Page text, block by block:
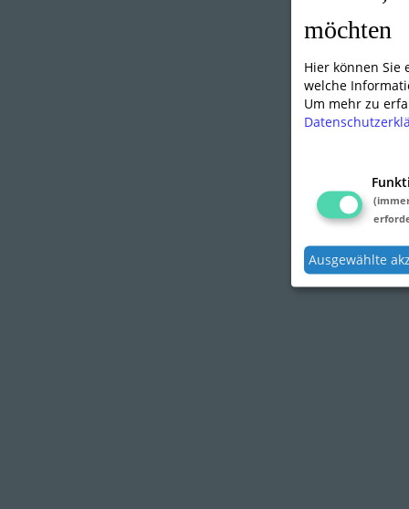
möchten
Hier können Sie
welche
Um mehr zu
Ausgewählte